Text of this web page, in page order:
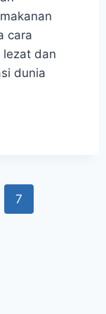
cara
lezat dan
dunia
7